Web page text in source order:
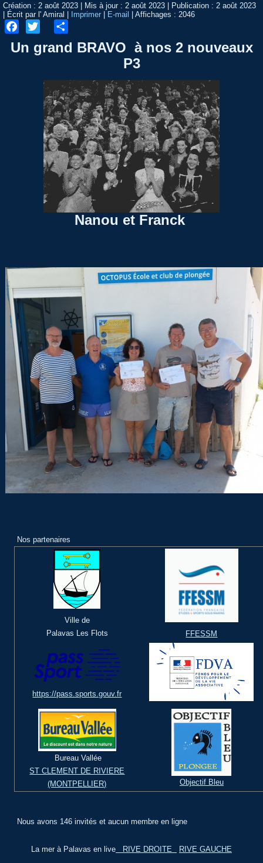
Création : 2 août 2023 | Mis à jour : 2 août 2023 | Publication : 2 août 2023
| Écrit par l' Amiral | Imprimer | E-mail |Affichages : 2046
Facebook Share
Un grand BRAVO à nos 2 nouveaux
P3
Nanou et Franck
Nos partenaires
Ville de
Palavas Les Flots
FFESSM
https://pass.sports.gouv.fr
Bureau Vallée
ST CLEMENT DE RIVIERE
(MONTPELLIER)
Objectif Bleu
Nous avons 146 invités et aucun membre en ligne
La mer à Palavas en live RIVE DROITE RIVE GAUCHE